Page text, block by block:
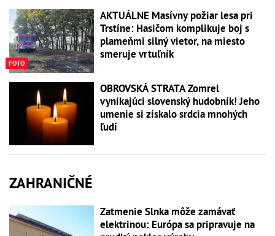
FOTO
AKTUÁLNE Masívny požiar lesa pri
Trstíne: Hasičom komplikuje boj s
plameňmi silný vietor, na miesto
smeruje vrtuľník
OBROVSKÁ STRATA Zomrel
vynikajúci slovenský hudobník! Jeho
umenie si získalo srdcia mnohých
ľudí
ZAHRANIČNÉ
Zatmenie Slnka môže zamávať
elektrinou: Európa sa pripravuje na